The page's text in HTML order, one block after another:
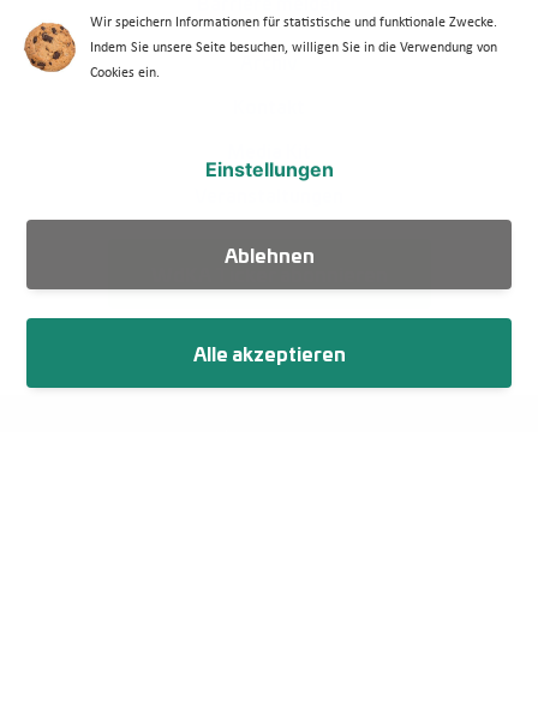
Footer Menü 2 (WdKA 26)
Archiv
Wir speichern Informationen für statistische und funktionale Zwecke.
Indem Sie unsere Seite besuchen, willigen Sie in die Verwendung von
Cookies ein.
Ablehnen
Einstellungen
Alle akzeptieren